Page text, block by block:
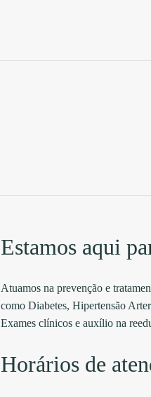
Estamos aqui
Atuamos na prevenção e
como Diabetes, Hipertensão
Exames clínicos e auxílio na
Horários de